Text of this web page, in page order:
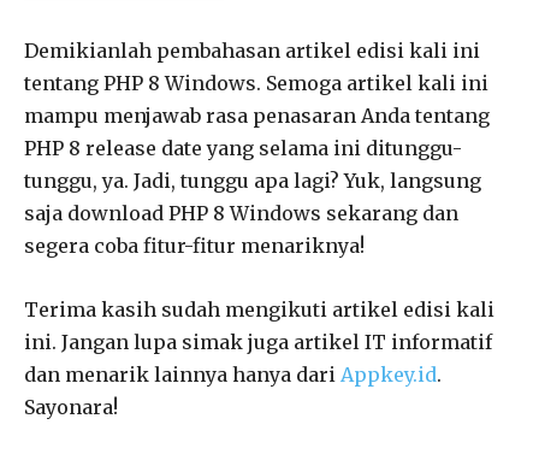
Demikianlah pembahasan artikel edisi kali ini
tentang PHP 8 Windows. Semoga artikel kali ini
mampu menjawab rasa penasaran Anda tentang
PHP 8 release date yang selama ini ditunggu-
tunggu, ya. Jadi, tunggu apa lagi? Yuk, langsung
saja download PHP 8 Windows sekarang dan
segera coba fitur-fitur menariknya!
Terima kasih sudah mengikuti artikel edisi kali
ini. Jangan lupa simak juga artikel IT informatif
dan menarik lainnya hanya dari Appkey.id.
Sayonara!